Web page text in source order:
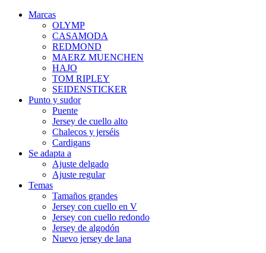
Marcas
OLYMP
CASAMODA
REDMOND
MAERZ MUENCHEN
HAJO
TOM RIPLEY
SEIDENSTICKER
Punto y sudor
Puente
Jersey de cuello alto
Chalecos y jerséis
Cardigans
Se adapta a
Ajuste delgado
Ajuste regular
Temas
Tamaños grandes
Jersey con cuello en V
Jersey con cuello redondo
Jersey de algodón
Nuevo jersey de lana